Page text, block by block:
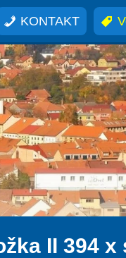
KONTAKT
II 394 x